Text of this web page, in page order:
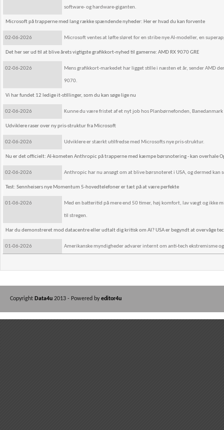
software- og hardware-giganten.
Microsoft på trapperne med lang række spændende nyheder: Her er hvad du kan forvente
02-06-2026 Microsoft ventes at løfte sløret for en stribe nye AI-modeller, en
Det her ser ud til at blive årets vigtigste grafikkort-nyhed til gamerne: AMD RX 9070 GRE
02-06-2026 Mens grafikkort-markedet har ligget stille i næsten et år, sender AMD
9070.
Vi har fundet 12 ledige it-stillinger, som du kan søge lige nu
02-06-2026 Kunne du være fristet af et nyt job hos Planbørnefonden,
Udviklere raser over ny pris-struktur fra Microsoft
02-06-2026 Udviklere er stærkt utilfredse med Microsofts nye pris-struktur.
Nu er det officielt: AI-kometen Anthropic på trapperne med kæmpe børsnotering - kan overhale
02-06-2026 Anthropic har nu ansøgt om at blive børsnoteret i USA, og dermed
Test: Sennheisers nye Momentum 5-hovedtelefoner er tæt på at være perfekte
01-06-2026 Med en batteritid på mere end 50 timer, høj komfort, lav vægt og ikke
til stregen.
Har du demonstreret mod datacentre eller udtalt dig kritisk om AI? USA er begyndt at overvåge
01-06-2026 Amerikanske myndigheder advarer internt om anti-tech ekstremisme
Copyright Data4u 2013 - Powered by editor4u